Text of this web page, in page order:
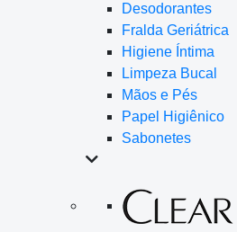
Desodorantes
Fralda Geriátrica
Higiene Íntima
Limpeza Bucal
Mãos e Pés
Papel Higiênico
Sabonetes